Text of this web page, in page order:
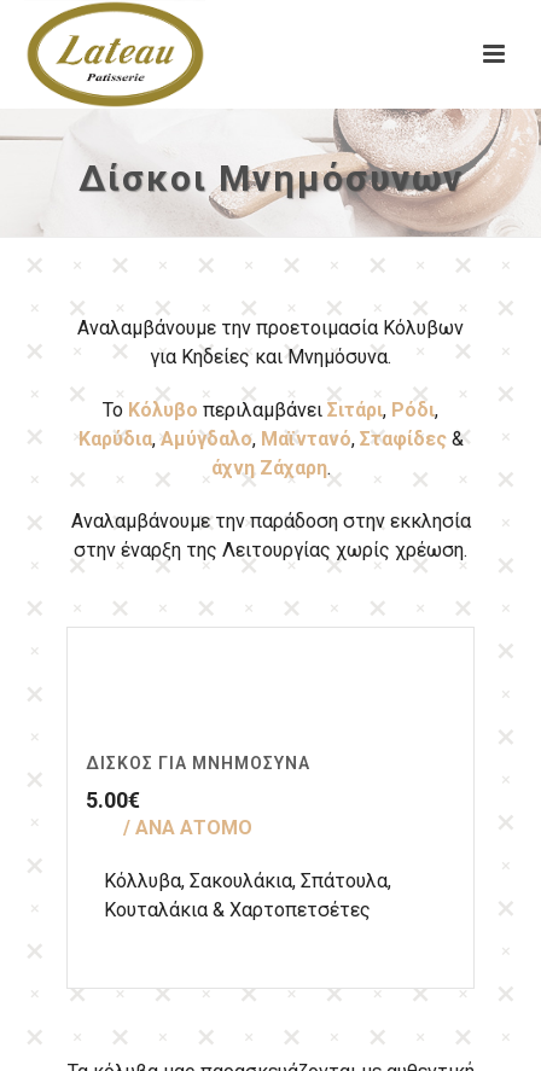
Δίσκοι Μνημόσυνων
Αναλαμβάνουμε την προετοιμασία Κόλυβων
για Κηδείες και Μνημόσυνα.
Το Κόλυβο περιλαμβάνει Σιτάρι, Ρόδι,
Καρύδια,Αμύγδαλο, Μαϊντανό, Σταφίδες&
άχνη Ζάχαρη.
Αναλαμβάνουμε την παράδοση στην εκκλησία
στην έναρξη της Λειτουργίας χωρίς χρέωση.
ΔΊΣΚΟΣ ΓΙΑ ΜΝΗΜΌΣΥΝΑ
5.00€
/ ΑΝΑ ΑΤΟΜΟ
Κόλλυβα, Σακουλάκια, Σπάτουλα,
Κουταλάκια & Χαρτοπετσέτες